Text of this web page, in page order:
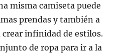
misma camiseta puede
prendas y también a
infinidad de estilos.
de ropa para ir a la